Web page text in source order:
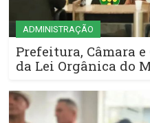
ADMINISTRAÇÃO
Prefeitura, Câmara
da Lei Orgânica do